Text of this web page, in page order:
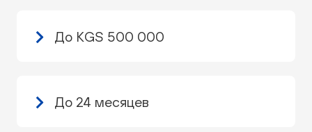
До KGS 500 000
До 24 месяцев